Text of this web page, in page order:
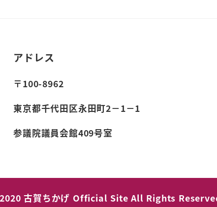
アドレス
〒100-8962
東京都千代田区永田町2－1－1
参議院議員会館409号室
古賀ちかげ Official Site All Rights